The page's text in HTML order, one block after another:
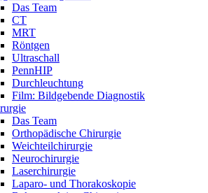
Das Team
CT
MRT
Röntgen
Ultraschall
PennHIP
Durchleuchtung
Film: Bildgebende Diagnostik
Das Team
Orthopädische Chirurgie
Weichteilchirurgie
Neurochirurgie
Laserchirurgie
Laparo- und Thorakoskopie